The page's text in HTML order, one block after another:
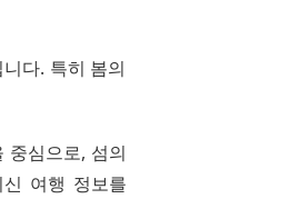
다. 특히 봄의
중심으로, 섬의
여행 정보를